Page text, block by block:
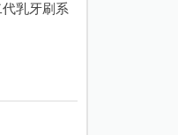
代乳牙刷系